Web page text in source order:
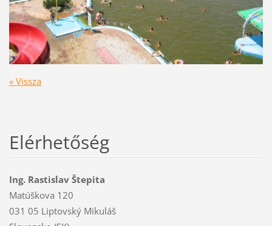
« Vissza
Elérhetőség
Ing. Rastislav Štepita
Matúškova 120
031 05 Liptovský Mikuláš